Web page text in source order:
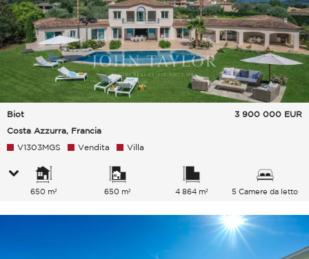
Biot
Costa Azzurra, Francia
3 900 000 EUR
V1303MGS Vendita Villa
650 m² 650 m² 4 864 m² 5 Camere da letto